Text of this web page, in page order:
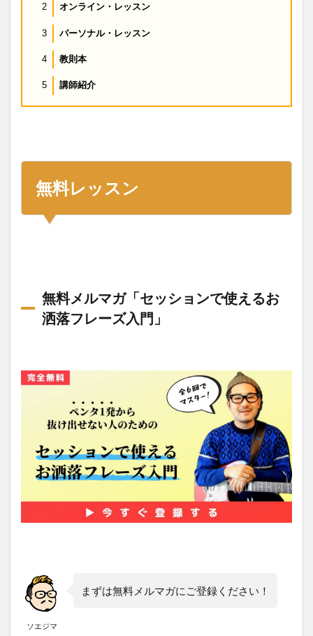
2 オンライン・レッスン
3 パーソナル・レッスン
4 教則本
5 講師紹介
無料レッスン
無料メルマガ「セッションで使えるお
洒落フレーズ入門」
ソエジマ
まずは無料メルマガにご登録ください！